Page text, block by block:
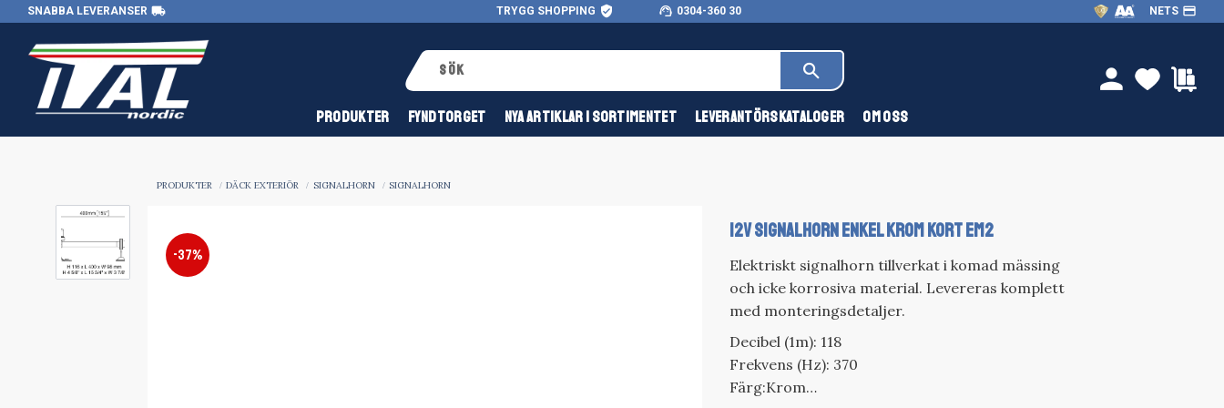
SNABBA LEVERANSER local_shipping TRYGG SHOPPING verified_user support_agent 0304-360 30 NETS payment
person
PRODUKTER FYNDTORGET NYA ARTIKLAR I SORTIMENTET LEVERANTÖRSKATALOGER OM OSS
PRODUKTER DÄCK EXTERIÖR SIGNALHORN SIGNALHORN
12V SIGNALHORN ENKEL KROM KORT EM2
Elektriskt signalhorn tillverkat i komad mässing
och icke korrosiva material. Levereras komplett
med monteringsdetaljer.
Decibel (1m): 118
Frekvens (Hz): 370
Färg:Krom
37%